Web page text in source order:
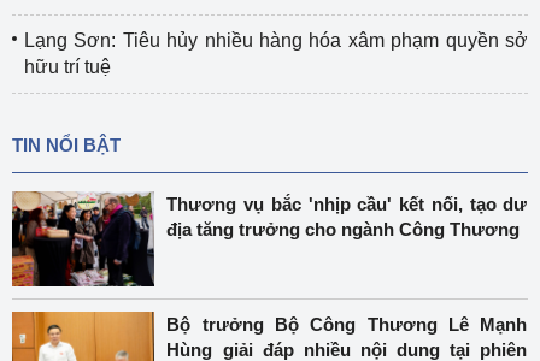
Lạng Sơn: Tiêu hủy nhiều hàng hóa xâm phạm quyền sở
hữu trí tuệ
TIN NỔI BẬT
Thương vụ bắc 'nhịp cầu' kết nối, tạo dư
địa tăng trưởng cho ngành Công Thương
Bộ trưởng Bộ Công Thương Lê Mạnh
Hùng giải đáp nhiều nội dung tại phiên